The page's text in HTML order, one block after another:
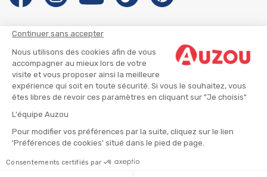
Continuer sans accepter
Nous utilisons des cookies afin de vous
accompagner au mieux lors de votre
visite et vous proposer ainsi la meilleure
expérience qui soit en toute sécurité. Si vous le souhaitez, vous
êtes libres de revoir ces paramètres en cliquant sur "Je choisis"
L'équipe Auzou
Pour modifier vos préférences par la suite, cliquez sur le lien
'Préférences de cookies' situé dans le pied de page.
Consentements certifiés par
Petite Taupe
Auteurs et illustrateurs Auzou
Suivre mon colis
Infos consommateur
CGU
CGV
Mentions légales
© 2026 - AUZOU |